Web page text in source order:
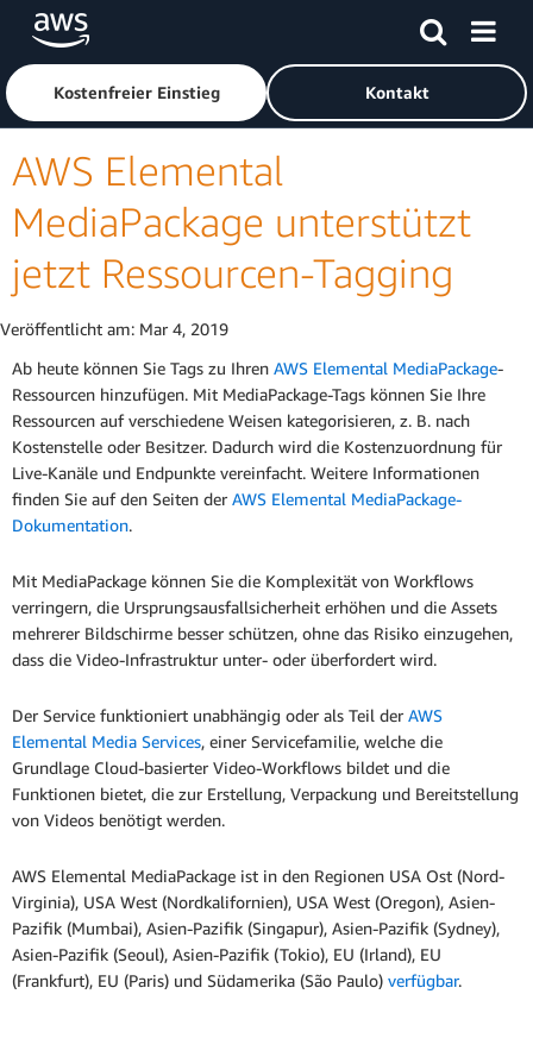
Überspringen zum Hauptinhalt
Klicken Sie hier, um zur Amazon Web Services-Startseite
Kostenfreier Einstieg Kontakt
AWS Elemental
MediaPackage unterstützt
jetzt Ressourcen-Tagging
Veröffentlicht am: Mar 4, 2019
Ab heute können Sie Tags zu Ihren AWS Elemental MediaPackage-
Ressourcen hinzufügen. Mit MediaPackage-Tags können Sie Ihre
Ressourcen auf verschiedene Weisen kategorisieren, z. B. nach
Kostenstelle oder Besitzer. Dadurch wird die Kostenzuordnung für
Live-Kanäle und Endpunkte vereinfacht. Weitere Informationen
finden Sie auf den Seiten der AWS Elemental MediaPackage-
Dokumentation.
Mit MediaPackage können Sie die Komplexität von Workflows
verringern, die Ursprungsausfallsicherheit erhöhen und die Assets
mehrerer Bildschirme besser schützen, ohne das Risiko einzugehen,
dass die Video-Infrastruktur unter- oder überfordert wird.
Der Service funktioniert unabhängig oder als Teil der AWS
Elemental Media Services, einer Servicefamilie, welche die
Grundlage Cloud-basierter Video-Workflows bildet und die
Funktionen bietet, die zur Erstellung, Verpackung und Bereitstellung
von Videos benötigt werden.
AWS Elemental MediaPackage ist in den Regionen USA Ost (Nord-
Virginia), USA West (Nordkalifornien), USA West (Oregon), Asien-
Pazifik (Mumbai), Asien-Pazifik (Singapur), Asien-Pazifik (Sydney),
Asien-Pazifik (Seoul), Asien-Pazifik (Tokio), EU (Irland), EU
(Frankfurt), EU (Paris) und Südamerika (São Paulo) verfügbar.